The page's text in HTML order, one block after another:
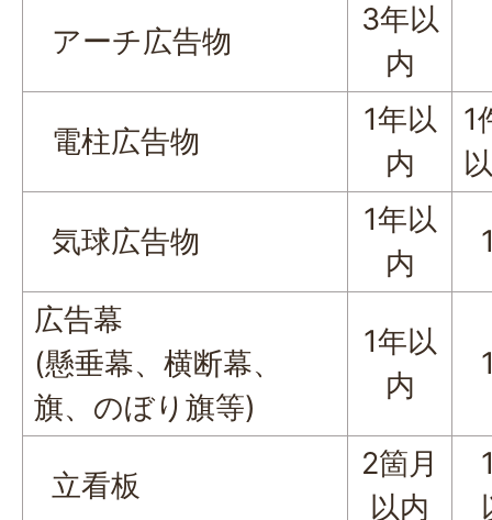
アーチ広告物
3年以
内
電柱広告物
1年以
内
1
気球広告物
1年以
内
広告幕
(懸垂幕、横断幕、
旗、のぼり旗等)
1年以
内
立看板
2箇月
以内